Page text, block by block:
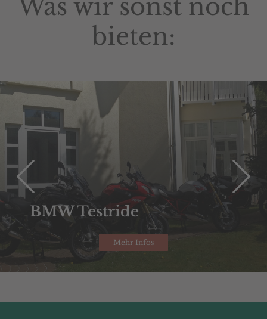
Was wir sonst noch
bieten:
BMW Testride
Mehr Infos